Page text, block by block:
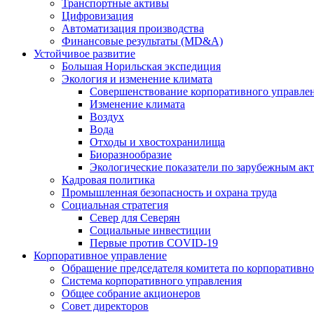
Транспортные активы
Цифровизация
Автоматизация производства
Финансовые результаты (MD&A)
Устойчивое развитие
Большая Норильская экспедиция
Экология и изменение климата
Совершенствование корпоративного
Изменение климата
Воздух
Вода
Отходы и хвостохранилища
Биоразнообразие
Экологические показатели по зарубежным
Кадровая политика
Промышленная безопасность и охрана труда
Социальная стратегия
Север для Северян
Социальные инвестиции
Первые против COVID‑19
Корпоративное управление
Обращение председателя комитета по
Система корпоративного управления
Общее собрание акционеров
Совет директоров